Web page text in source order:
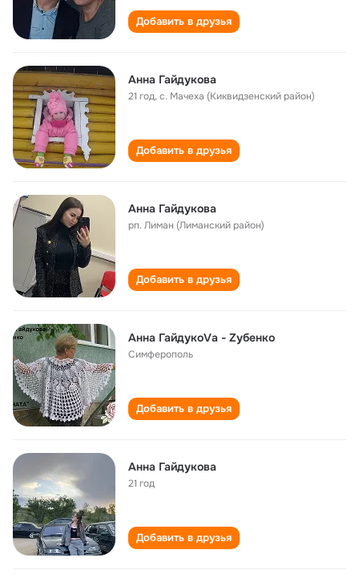
Добавить в друзья
Анна Гайдукова
21 год,с. Мачеха (Киквидзенский район)
Добавить в друзья
Анна Гайдукова
рп. Лиман (Лиманский район)
Добавить в друзья
Анна ГайдукоVа - Zубенко
Симферополь
Добавить в друзья
Анна Гайдукова
21 год
Добавить в друзья